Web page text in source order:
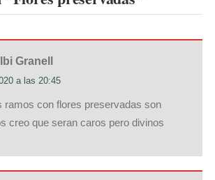
Granell
a las 20:45
ramos con flores preservadas son
creo que seran caros pero divinos